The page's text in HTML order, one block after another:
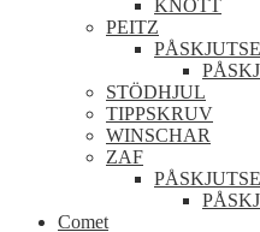
KNOTT
PEITZ
STÖDHJUL
TIPPSKRUV
WINSCHAR
ZAF
Comet